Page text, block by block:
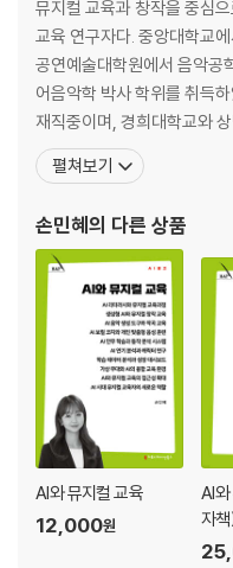
뮤지컬 교육과 창작을 중심
교육 연구자다. 중앙대학교
공연예술대학원에서 음악공
어음악학 박사 학위를 취득
재직중이며, 경희대학교와
을 접목한 강의를 진행하고 있
은 융합형 프로그램을 통해
비밀〉 등 다양한 작품의 작곡
펼쳐보기
손민혜의 다른 상품
AI와 뮤지컬 교육
12,000원
AI
자